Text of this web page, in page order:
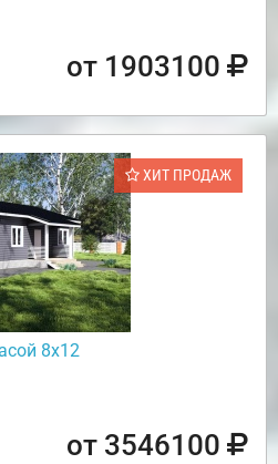
от 1903100
ХИТ ПРОДАЖ
8х12
от 3546100